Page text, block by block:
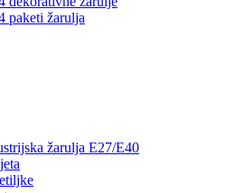
paketi žarulja
žarulja E27/E40